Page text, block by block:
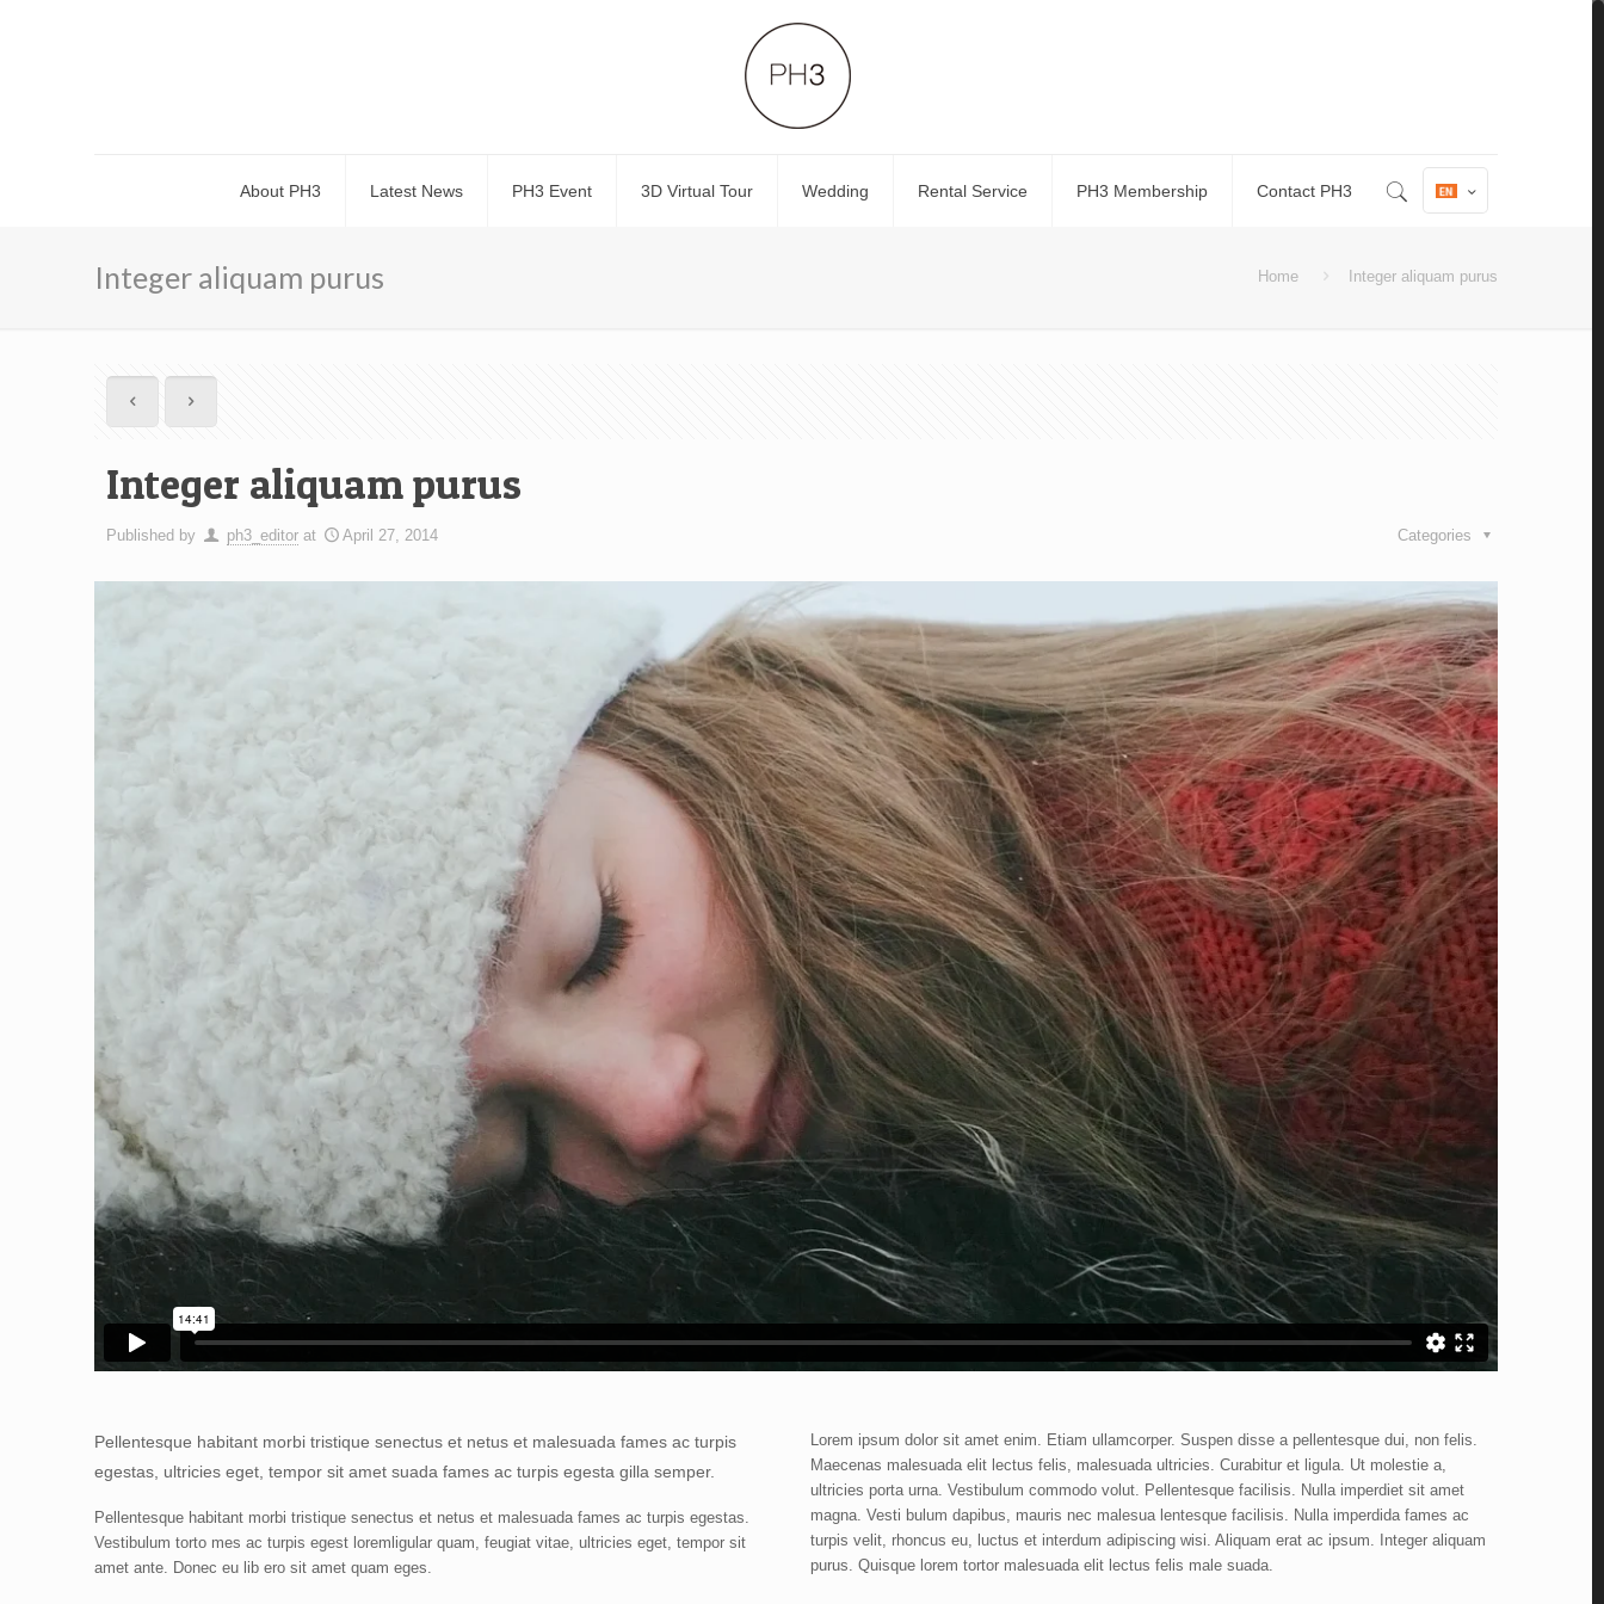
About PH3 Latest News PH3 Event 3D Virtual Tour Wedding Rental Service PH3 Membership Contact PH3
Integer aliquam purus Home Integer aliquam purus
Integer aliquam purus
Published by ph3_editor at April 27, 2014 Categories
Pellentesque habitant morbi tristique senectus et netus et malesuada fames ac turpis
egestas, ultricies eget, tempor sit amet suada fames ac turpis egesta gilla semper.
Pellentesque habitant morbi tristique senectus et netus et malesuada fames ac turpis egestas.
Vestibulum torto mes ac turpis egest loremligular quam, feugiat vitae, ultricies eget, tempor sit
amet ante. Donec eu lib ero sit amet quam eges.
Lorem ipsum dolor sit amet enim. Etiam ullamcorper. Suspen disse a pellentesque dui, non felis.
Maecenas malesuada elit lectus felis, malesuada ultricies. Curabitur et ligula. Ut molestie a,
ultricies porta urna. Vestibulum commodo volut. Pellentesque facilisis. Nulla imperdiet sit amet
magna. Vesti bulum dapibus, mauris nec malesua lentesque facilisis. Nulla imperdida fames ac
turpis velit, rhoncus eu, luctus et interdum adipiscing wisi. Aliquam erat ac ipsum. Integer aliquam
purus. Quisque lorem tortor malesuada elit lectus felis male suada.